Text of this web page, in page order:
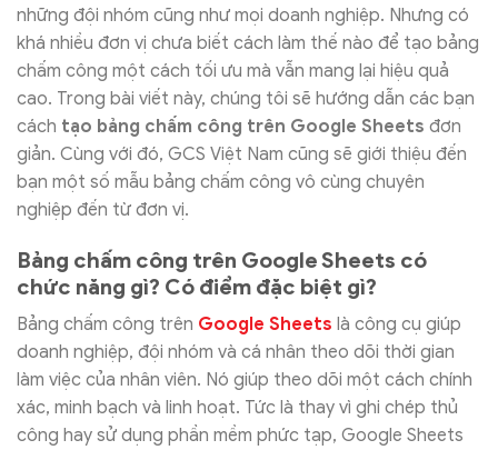
những đội nhóm cũng như mọi doanh nghiệp. Nhưng có
khá nhiều đơn vị chưa biết cách làm thế nào để tạo bảng
chấm công một cách tối ưu mà vẫn mang lại hiệu quả
cao. Trong bài viết này, chúng tôi sẽ hướng dẫn các bạn
cách tạo bảng chấm công trên Google Sheets đơn
giản. Cùng với đó, GCS Việt Nam cũng sẽ giới thiệu đến
bạn một số mẫu bảng chấm công vô cùng chuyên
nghiệp đến từ đơn vị.
Bảng chấm công trên Google Sheets có
chức năng gì? Có điểm đặc biệt gì?
Bảng chấm công trên Google Sheets là công cụ giúp
doanh nghiệp, đội nhóm và cá nhân theo dõi thời gian
làm việc của nhân viên. Nó giúp theo dõi một cách chính
xác, minh bạch và linh hoạt. Tức là thay vì ghi chép thủ
công hay sử dụng phần mềm phức tạp, Google Sheets